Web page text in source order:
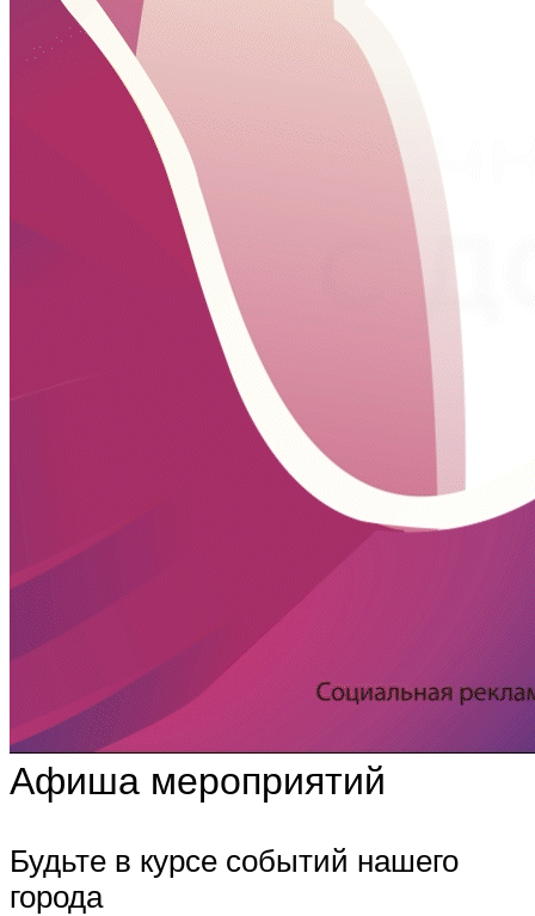
Афиша мероприятий
Будьте в курсе событий нашего
города